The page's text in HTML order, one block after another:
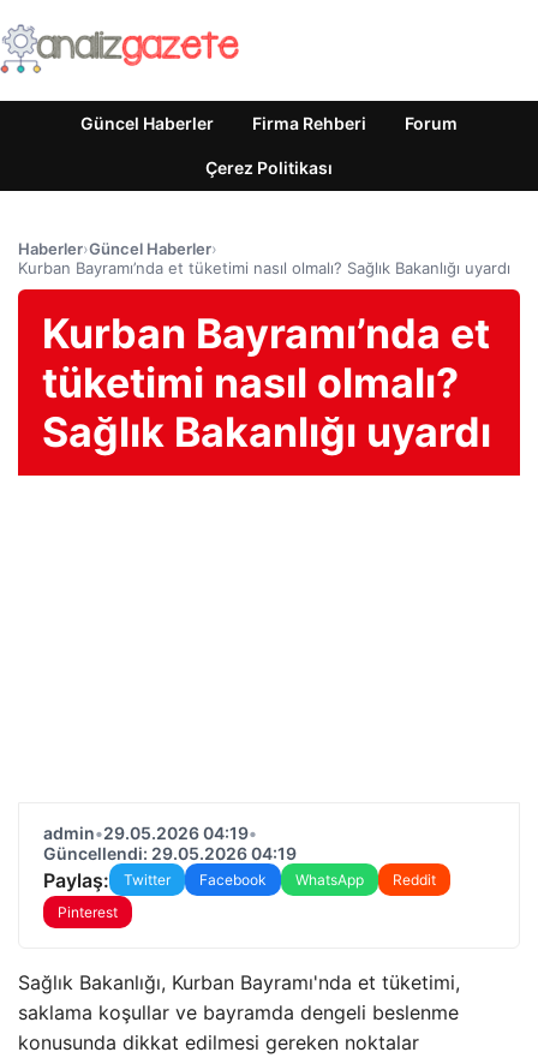
Güncel Haberler Firma Rehberi Forum
Çerez Politikası
Haberler›Güncel Haberler›
Kurban Bayramı’nda et tüketimi nasıl olmalı? Sağlık Bakanlığı uyardı
Kurban Bayramı’nda et
tüketimi nasıl olmalı?
Sağlık Bakanlığı uyardı
admin•29.05.2026 04:19•
Güncellendi: 29.05.2026 04:19
Paylaş: Twitter Facebook WhatsApp
Reddit
Pinterest
Sağlık Bakanlığı, Kurban Bayramı'nda et tüketimi,
saklama koşullar ve bayramda dengeli beslenme
konusunda dikkat edilmesi gereken noktalar